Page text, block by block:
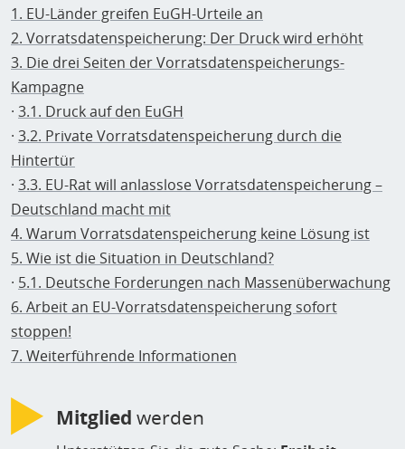
1. EU-Länder greifen EuGH-Urteile an
2. Vorratsdatenspeicherung: Der Druck wird erhöht
3. Die drei Seiten der Vorratsdatenspeicherungs-
Kampagne
· 3.1. Druck auf den EuGH
· 3.2. Private Vorratsdatenspeicherung durch die
Hintertür
· 3.3. EU-Rat will anlasslose Vorratsdatenspeicherung –
Deutschland macht mit
4. Warum Vorratsdatenspeicherung keine Lösung ist
5. Wie ist die Situation in Deutschland?
· 5.1. Deutsche Forderungen nach Massenüberwachung
6. Arbeit an EU-Vorratsdatenspeicherung sofort
stoppen!
7. Weiterführende Informationen
Mitglied werden